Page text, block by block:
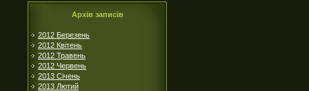
Архів записів
2012 Березень
2012 Квітень
2012 Травень
2012 Червень
2013 Січень
2013 Лютий